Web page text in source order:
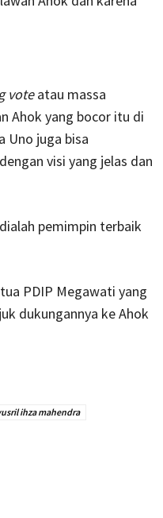
voteatau massa
Ahok yang bocor itu di
Uno juga bisa
visi yang jelas dan
pemimpin terbaik
PDIP Megawati yang
dukungannya ke Ahok
ihza mahendra